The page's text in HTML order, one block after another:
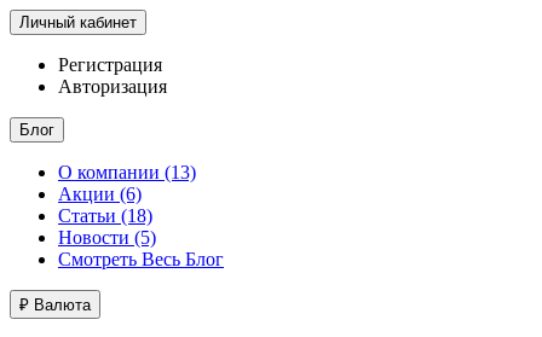
Личный кабинет
Регистрация
Авторизация
Блог
О компании (13)
Акции (6)
Статьи (18)
Новости (5)
Смотреть Весь Блог
₽ Валюта